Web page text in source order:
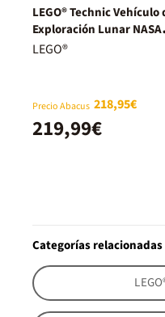
LEGO® Technic Vehículo
Exploración Lunar NASA
Apollo 42182
LEGO®
Precio Abacus 218,95€
219,99€
Categorías relacionadas